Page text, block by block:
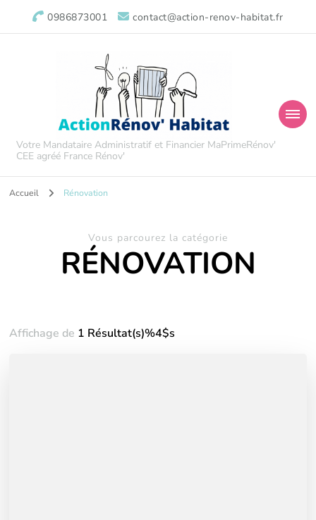
0986873001 contact@action-renov-habitat.fr
Votre Mandataire Administratif et Financier MaPrimeRénov'
CEE agréé France Rénov'
Accueil Rénovation
Vous parcourez la catégorie
RÉNOVATION
Affichage de 1 Résultat(s)%4$s